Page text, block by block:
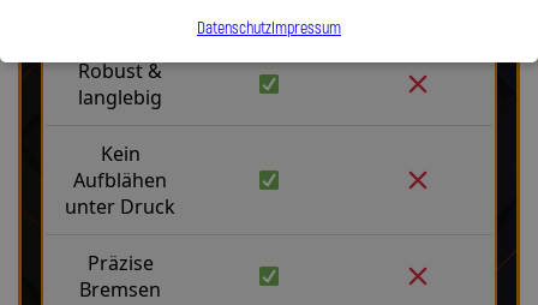
Stahlflex
Robust &
langlebig
Kein
Aufblähen
unter Druck
Präzise
Bremsen
DatenschutzImpressum